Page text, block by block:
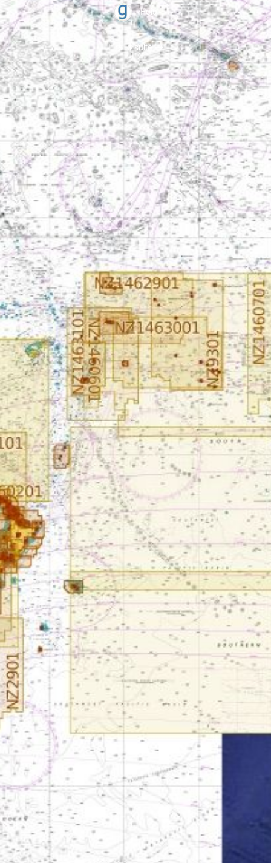
Peio
Lire la suite